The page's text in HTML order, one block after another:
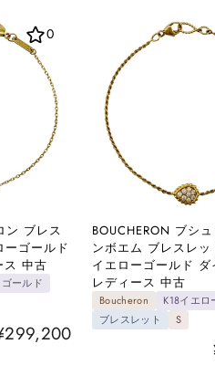
ン ブレス
ーゴールド
ス 中古
ールド
0
BOUCHERON ブシ
ンボエム ブレスレッ
イエローゴールド ダ
レディース 中古
Boucheron
K18イエロ
ブレスレット
S